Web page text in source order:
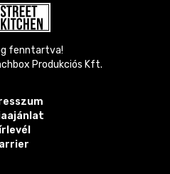
fenntartva!
Produkciós Kft.